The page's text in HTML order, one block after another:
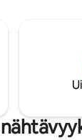
toimiva
Lue tiedot siitä,
sisään